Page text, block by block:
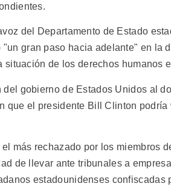
del Departamento de Estado
"un gran paso hacia adelante" en la
situación de los derechos humanos
del gobierno de Estados Unidos al
que el presidente Bill Clinton
más rechazado por los miembros
de llevar ante tribunales a
estadounidenses confiscadas